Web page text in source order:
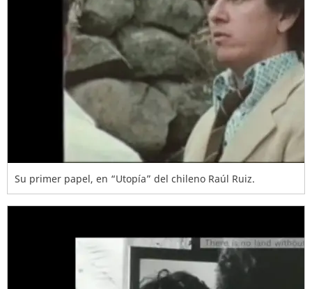
Su primer papel, en “Utopía” del chileno Raúl Ruiz.